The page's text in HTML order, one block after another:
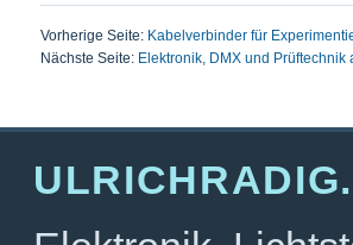
Vorherige Seite: Kabelverbinder für
Nächste Seite: Elektronik, DMX und Prüftechnik